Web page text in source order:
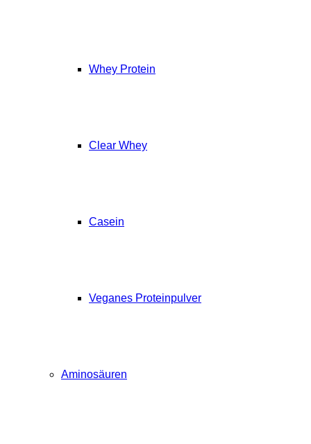
Whey Protein
Clear Whey
Casein
Veganes Proteinpulver
Aminosäuren